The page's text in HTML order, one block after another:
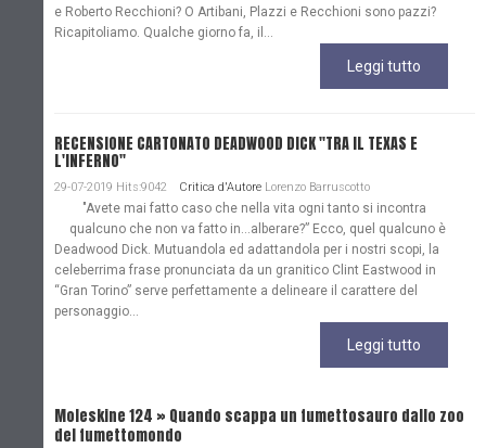
e Roberto Recchioni? O Artibani, Plazzi e Recchioni sono pazzi?
Ricapitoliamo. Qualche giorno fa, il...
Leggi tutto
RECENSIONE CARTONATO DEADWOOD DICK "TRA IL TEXAS E
L'INFERNO"
29-07-2019 Hits:9042 Critica d'Autore Lorenzo Barruscotto
"Avete mai fatto caso che nella vita ogni tanto si incontra
qualcuno che non va fatto in…alberare?” Ecco, quel qualcuno è
Deadwood Dick. Mutuandola ed adattandola per i nostri scopi, la
celeberrima frase pronunciata da un granitico Clint Eastwood in
“Gran Torino” serve perfettamente a delineare il carattere del
personaggio...
Leggi tutto
Moleskine 124 » Quando scappa un fumettosauro dallo zoo
del fumettomondo